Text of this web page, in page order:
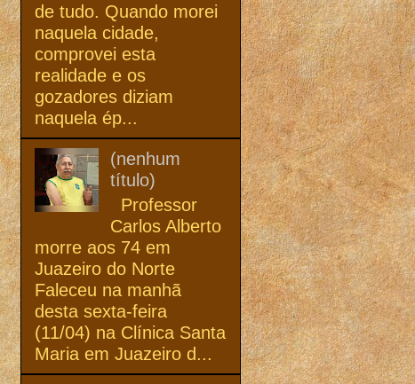
de tudo. Quando morei
naquela cidade,
comprovei esta
realidade e os
gozadores diziam
naquela ép...
(nenhum
título)
Professor
Carlos Alberto
morre aos 74 em
Juazeiro do Norte
Faleceu na manhã
desta sexta-feira
(11/04) na Clínica Santa
Maria em Juazeiro d...